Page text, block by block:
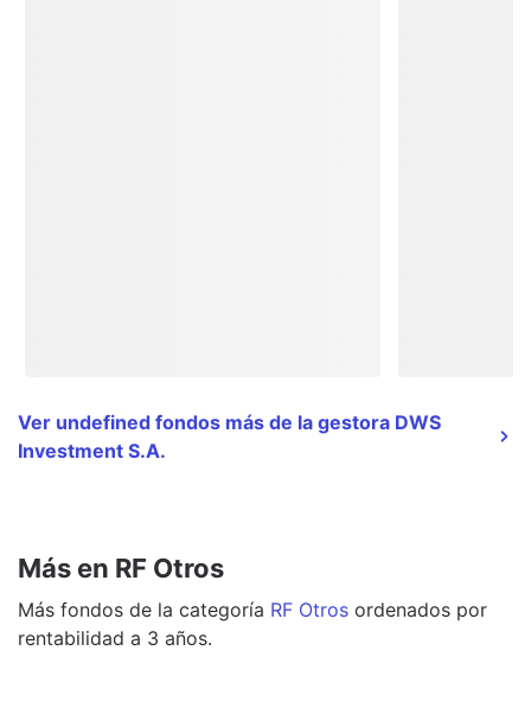
Ver undefined fondos más de la gestora DWS
Investment S.A.
Más en RF Otros
Más fondos de la categoría RF Otros ordenados por
rentabilidad a 3 años.